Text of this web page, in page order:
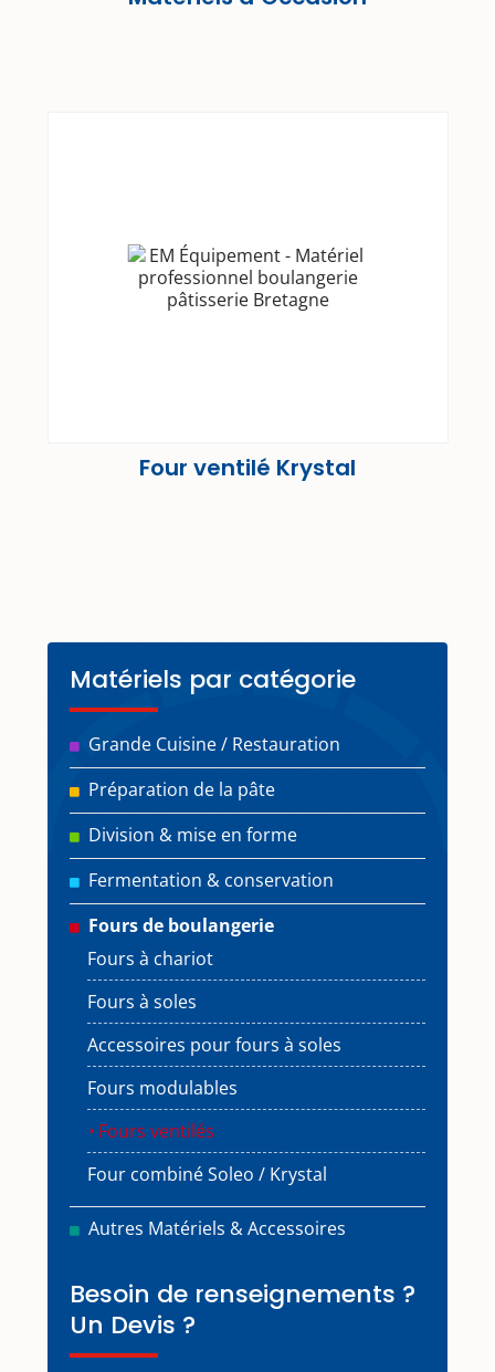
Four ventilé Krystal
Matériels par catégorie
Grande Cuisine / Restauration
Préparation de la pâte
Division & mise en forme
Fermentation & conservation
Fours de boulangerie
Fours à chariot
Fours à soles
Accessoires pour fours à soles
Fours modulables
Fours ventilés
Four combiné Soleo / Krystal
Autres Matériels & Accessoires
Besoin de renseignements ?
Un Devis ?